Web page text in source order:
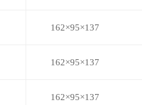
162×95×137
162×95×137
162×95×137